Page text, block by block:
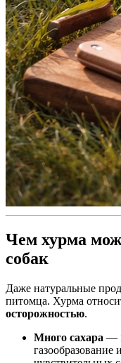
Чем хурма
собак
Даже натуральные
питомца. Хурма
осторожностью.
Много сахара —
газообразование